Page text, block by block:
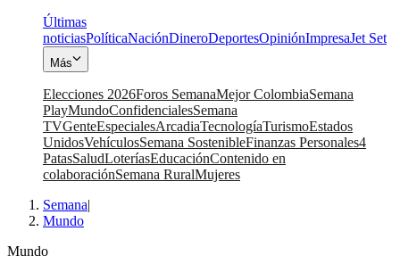
Últimas
noticiasPolíticaNaciónDineroDeportesOpiniónImpresaJet Set
Más
Elecciones 2026Foros SemanaMejor ColombiaSemana
PlayMundoConfidencialesSemana
TVGenteEspecialesArcadiaTecnologíaTurismoEstados
UnidosVehículosSemana SostenibleFinanzas Personales4
PatasSaludLoteríasEducaciónContenido en
colaboraciónSemana RuralMujeres
Semana|
Mundo
Mundo